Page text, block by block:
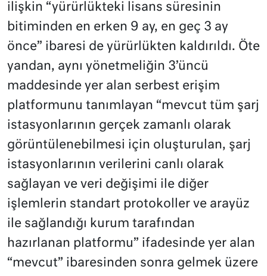
ilişkin “yürürlükteki lisans süresinin
bitiminden en erken 9 ay, en geç 3 ay
önce” ibaresi de yürürlükten kaldırıldı. Öte
yandan, aynı yönetmeliğin 3’üncü
maddesinde yer alan serbest erişim
platformunu tanımlayan “mevcut tüm şarj
istasyonlarının gerçek zamanlı olarak
görüntülenebilmesi için oluşturulan, şarj
istasyonlarının verilerini canlı olarak
sağlayan ve veri değişimi ile diğer
işlemlerin standart protokoller ve arayüz
ile sağlandığı kurum tarafından
hazırlanan platformu” ifadesinde yer alan
“mevcut” ibaresinden sonra gelmek üzere